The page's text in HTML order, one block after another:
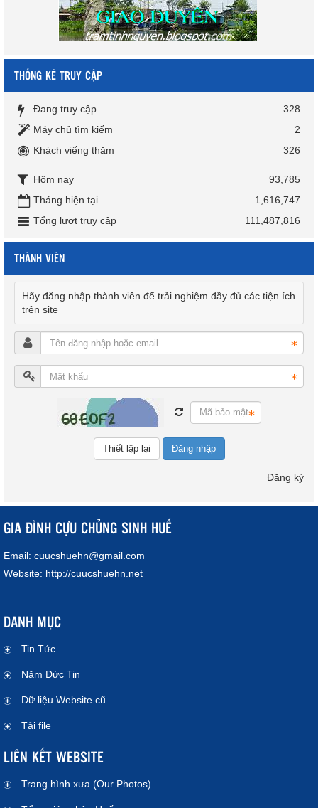
THỐNG KÊ TRUY CẬP
Đang truy cập
328
Máy chủ tìm kiếm
2
Khách viếng thăm
326
Hôm nay
93,785
Tháng hiện tại
1,616,747
Tổng lượt truy cập
111,487,816
THÀNH VIÊN
Hãy đăng nhập thành viên để trải nghiệm đầy đủ các tiện ích
trên site
Đăng nhập
Đăng ký
GIA ĐÌNH CỰU CHỦNG SINH HUẾ
Email: cuucshuehn@gmail.com
Website: http://cuucshuehn.net
DANH MỤC
Tin Tức
Năm Đức Tin
Dữ liệu Website cũ
Tải file
LIÊN KẾT WEBSITE
Trang hình xưa (Our Photos)